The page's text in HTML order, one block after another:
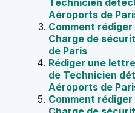
Aéroports de
Comment
Charge de
de Paris
Rédiger une
de Technicien
Aéroports de
Comment